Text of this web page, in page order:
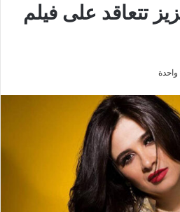
تتعاقد على فيلم
واحدة